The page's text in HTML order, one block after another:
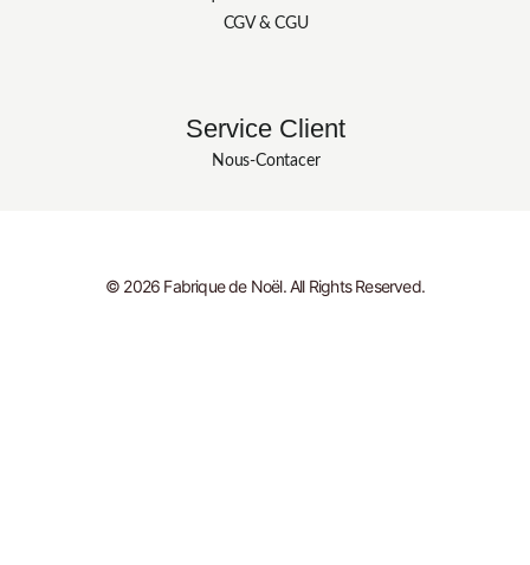
CGV & CGU
Service Client
Nous-Contacer
© 2026 Fabrique de Noël. All Rights Reserved.